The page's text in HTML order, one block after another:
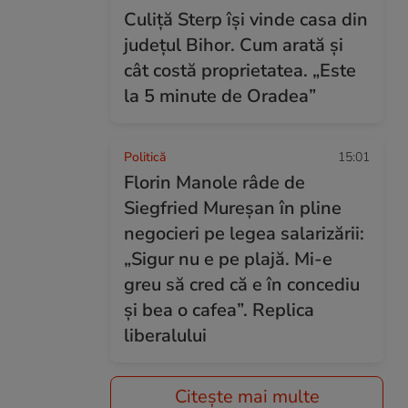
Culiță Sterp își vinde casa din
județul Bihor. Cum arată și
cât costă proprietatea. „Este
la 5 minute de Oradea”
Politică 15:01
Florin Manole râde de
Siegfried Mureșan în pline
negocieri pe legea salarizării:
„Sigur nu e pe plajă. Mi-e
greu să cred că e în concediu
și bea o cafea”. Replica
liberalului
Citește mai multe